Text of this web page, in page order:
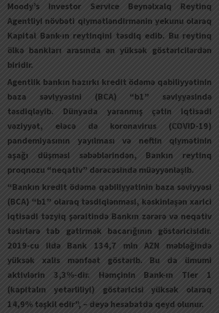
Moody’s Investor Service Beynəlxalq Reytinq
Agentliyi növbəti qiymətləndirmənin yekunu olaraq
Kapital Bank-ın reytinqini təsdiq edib. Bu reytinq
ölkə bankları arasında ən yüksək göstəricilərdən
biridir.
Agentlik bankın hazırkı kredit ödəmə qabiliyyətinin
baza səviyyəsini (BCA) “b1” səviyyəsində
təsdiqləyib. Dünyada yaranmış çətin iqtisadi
vəziyyət, eləcə də koronavirus (COVID-19)
pandemiyasının yayılması və neftin qiymətinin
aşağı düşməsi səbəblərindən, Bankın reytinq
proqnozu “neqativ” dərəcəsində müəyyənləşib.
“Bankın kredit ödəmə qabiliyyətinin baza səviyyəsi
(BCA) “b1” olaraq təsdiqlənməsi, kəskinləşən xarici
iqtisadi təzyiq şəraitində Bankın zərərə və neqativ
təsirlərə tab gətirmək bacarığının göstəricisidir.
2019-cu ildə Bank 134,7 mln AZN məbləğində
yüksək xalis mənfəət göstərib. Bu da ümumi
aktivlərin 3,3%-dir. Həmçinin Bank-ın Tier 1
(kapitalın yetərliliyi) göstəricisi yüksək olaraq
14,9% təşkil edir”, – deyə hesabatda qeyd olunur.